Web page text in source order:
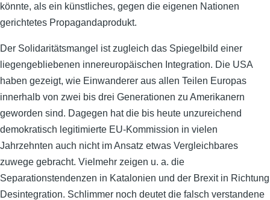
könnte, als ein künstliches, gegen die eigenen Nationen
gerichtetes Propagandaprodukt.
Der Solidaritätsmangel ist zugleich das Spiegelbild einer
liegengebliebenen innereuropäischen Integration. Die USA
haben gezeigt, wie Einwanderer aus allen Teilen Europas
innerhalb von zwei bis drei Generationen zu Amerikanern
geworden sind. Dagegen hat die bis heute unzureichend
demokratisch legitimierte EU-Kommission in vielen
Jahrzehnten auch nicht im Ansatz etwas Vergleichbares
zuwege gebracht. Vielmehr zeigen u. a. die
Separationstendenzen in Katalonien und der Brexit in Richtung
Desintegration. Schlimmer noch deutet die falsch verstandene